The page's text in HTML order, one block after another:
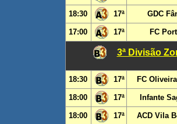
18:30 17ª GDC
17:00 17ª FC
3ª Divisão
18:30 17ª FC
18:00 17ª Infante
18:00 17ª ACD Vila